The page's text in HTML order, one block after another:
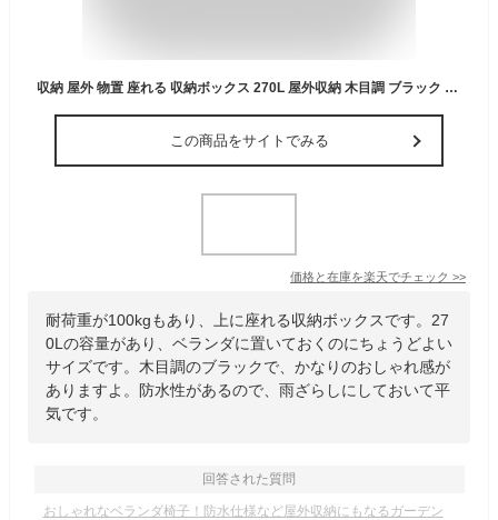
収納 屋外 物置 座れる 収納ボックス 270L 屋外収納 木目調 ブラック おしゃれ 幅109 奥行51.5 高さ55 cm 収納ベンチ 耐荷重 100kg 防水 屋外物置 ベンチ ストッカー 大容量 収納庫 宅配ボックス
この商品をサイトでみる
価格と在庫を楽天でチェック >>
耐荷重が100kgもあり、上に座れる収納ボックスです。27
0Lの容量があり、ベランダに置いておくのにちょうどよい
サイズです。木目調のブラックで、かなりのおしゃれ感が
ありますよ。防水性があるので、雨ざらしにしておいて平
気です。
回答された質問
おしゃれなベランダ椅子！防水仕様など屋外収納にもなるガーデン